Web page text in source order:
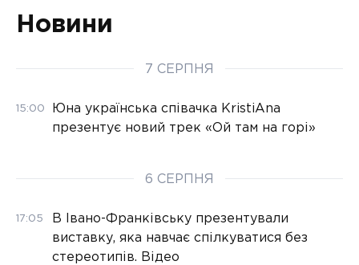
Новини
7 СЕРПНЯ
15:00
Юна українська співачка KristiAna
презентує новий трек «Ой там на горі»
6 СЕРПНЯ
17:05
В Івано-Франківську презентували
виставку, яка навчає спілкуватися без
стереотипів. Відео